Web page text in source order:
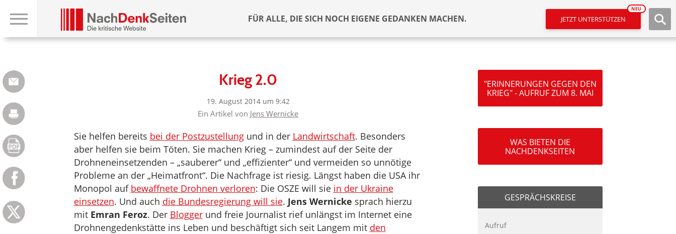
FÜR ALLE, DIE SICH NOCH EIGENE GEDANKEN MACHEN. JETZT UNTERSTÜTZEN
NEU
Krieg 2.0
19. August 2014 um 9:42
Ein Artikel von Jens Wernicke
Sie helfen bereits bei der Postzustellungund in der Landwirtschaft. Besonders
aber helfen sie beim Töten. Sie machen Krieg – zumindest auf der Seite der
Drohneneinsetzenden – „sauberer“ und „effizienter“ und vermeiden so unnötige
Probleme an der „Heimatfront“. Die Nachfrage ist riesig. Längst haben die USA ihr
Monopol auf bewaffnete Drohnen verloren: Die OSZE will sie in der Ukraine
einsetzen. Und auch die Bundesregierung will sie. Jens Wernicke sprach hierzu
mit Emran Feroz. Der Bloggerund freie Journalist rief unlängst im Internet eine
Drohnengedenkstätte ins Leben und beschäftigt sich seit Langem mit den
"ERINNERUNGEN GEGEN DEN
KRIEG" - AUFRUF ZUM 8. MAI
WAS BIETEN DIE
NACHDENKSEITEN
GESPRÄCHSKREISE
Aufruf